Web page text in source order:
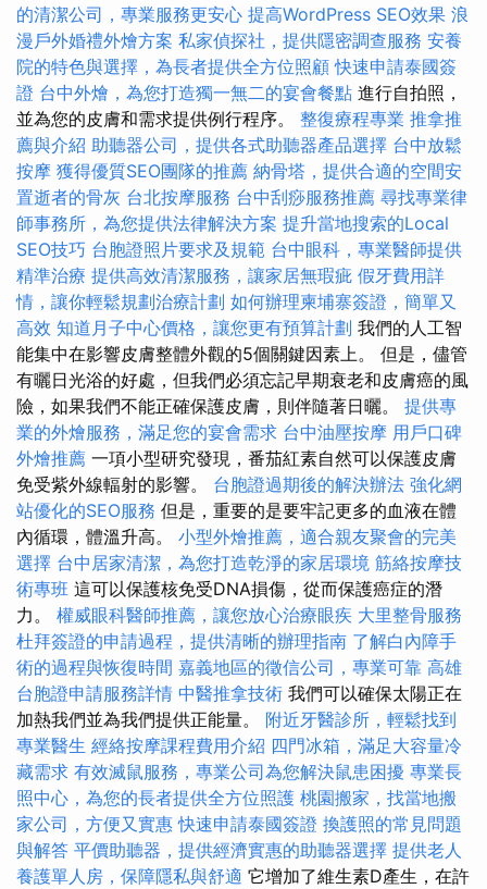
的清潔公司，專業服務更安心 提高WordPress SEO效果 浪
漫戶外婚禮外燴方案 私家偵探社，提供隱密調查服務 安養
院的特色與選擇，為長者提供全方位照顧 快速申請泰國簽
證 台中外燴，為您打造獨一無二的宴會餐點 進行自拍照，
並為您的皮膚和需求提供例行程序。 整復療程專業 推拿推
薦與介紹 助聽器公司，提供各式助聽器產品選擇 台中放鬆
按摩 獲得優質SEO團隊的推薦 納骨塔，提供合適的空間安
置逝者的骨灰 台北按摩服務 台中刮痧服務推薦 尋找專業律
師事務所，為您提供法律解決方案 提升當地搜索的Local
SEO技巧 台胞證照片要求及規範 台中眼科，專業醫師提供
精準治療 提供高效清潔服務，讓家居無瑕疵 假牙費用詳
情，讓你輕鬆規劃治療計劃 如何辦理柬埔寨簽證，簡單又
高效 知道月子中心價格，讓您更有預算計劃 我們的人工智
能集中在影響皮膚整體外觀的5個關鍵因素上。 但是，儘管
有曬日光浴的好處，但我們必須忘記早期衰老和皮膚癌的風
險，如果我們不能正確保護皮膚，則伴隨著日曬。 提供專
業的外燴服務，滿足您的宴會需求 台中油壓按摩 用戶口碑
外燴推薦 一項小型研究發現，番茄紅素自然可以保護皮膚
免受紫外線輻射的影響。 台胞證過期後的解決辦法 強化網
站優化的SEO服務 但是，重要的是要牢記更多的血液在體
內循環，體溫升高。 小型外燴推薦，適合親友聚會的完美
選擇 台中居家清潔，為您打造乾淨的家居環境 筋絡按摩技
術專班 這可以保護核免受DNA損傷，從而保護癌症的潛
力。 權威眼科醫師推薦，讓您放心治療眼疾 大里整骨服務
杜拜簽證的申請過程，提供清晰的辦理指南 了解白內障手
術的過程與恢復時間 嘉義地區的徵信公司，專業可靠 高雄
台胞證申請服務詳情 中醫推拿技術 我們可以確保太陽正在
加熱我們並為我們提供正能量。 附近牙醫診所，輕鬆找到
專業醫生 經絡按摩課程費用介紹 四門冰箱，滿足大容量冷
藏需求 有效滅鼠服務，專業公司為您解決鼠患困擾 專業長
照中心，為您的長者提供全方位照護 桃園搬家，找當地搬
家公司，方便又實惠 快速申請泰國簽證 換護照的常見問題
與解答 平價助聽器，提供經濟實惠的助聽器選擇 提供老人
養護單人房，保障隱私與舒適 它增加了維生素D產生，在許